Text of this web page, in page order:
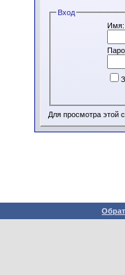
Вход
Имя:
Для просмотра этой